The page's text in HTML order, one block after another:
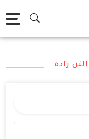
زاده